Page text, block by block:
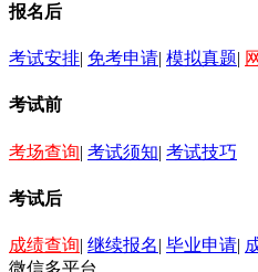
报名后
考试安排| 免考申请| 模拟真题|
考试前
考场查询| 考试须知| 考试技巧
考试后
成绩查询| 继续报名| 毕业申请|